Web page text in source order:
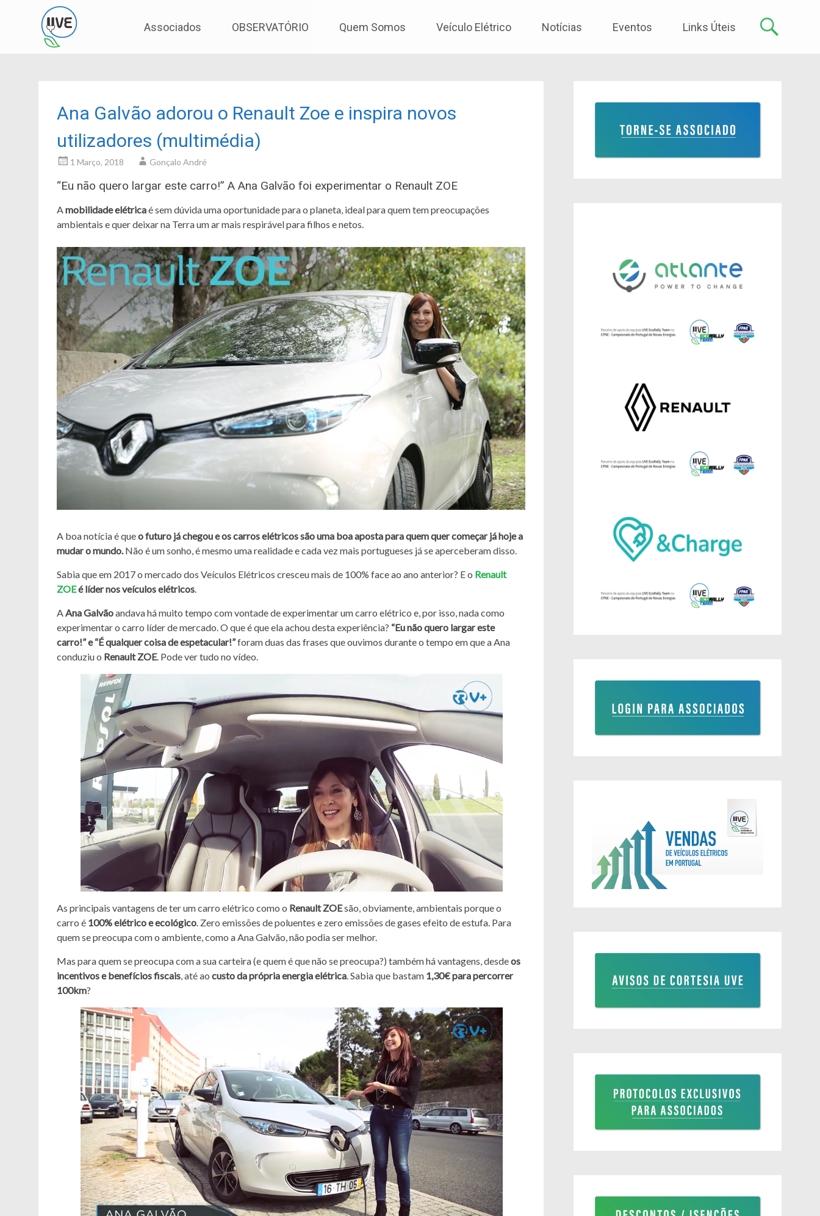
to
Associados OBSERVATÓRIO Quem Somos Veículo Elétrico Notícias Eventos Links Úteis
Ana Galvão adorou o Renault Zoe e inspira novos
utilizadores (multimédia)
1 Março, 2018 Gonçalo André
“Eu não quero largar este carro!” A Ana Galvão foi experimentar o Renault ZOE
Amobilidade elétricaé sem dúvida uma oportunidade para o planeta, ideal para quem tem preocupações
ambientais e quer deixar na Terra um ar mais respirável para filhos e netos.
A boa notícia é queo futuro já chegou e os carros elétricos são uma boa aposta para quem quer começar já hoje a
mudar o mundo. Não é um sonho, é mesmo uma realidade e cada vez mais portugueses já se aperceberam disso.
Sabia que em 2017 o mercado dos Veículos Elétricos cresceu mais de 100% face ao ano anterior? E o Renault
ZOEé líder nos veículos elétricos
A Ana Galvãoandava há muito tempo com vontade de experimentar um carro elétrico e, por isso, nada como
experimentar o carro líder de mercado. O que é que ela achou desta experiência? “Eu não quero largar este
carro!” e “É qualquer coisa de espetacular!”foram duas das frases que ouvimos durante o tempo em que a Ana
conduziu o Renault ZOE. Pode ver tudo no vídeo.
As principais vantagens de ter um carro elétrico como o Renault ZOEsão, obviamente, ambientais porque o
carro é 100% elétrico e ecológico . Zero emissões de poluentes e zero emissões de gases efeito de estufa. Para
quem se preocupa com o ambiente, como a Ana Galvão, não podia ser melhor.
Mas para quem se preocupa com a sua carteira (e quem é que não se preocupa?) também há vantagens, desdeos
incentivos e benefícios fiscais , até ao custo da própria energia elétrica . Sabia que bastam 1,30€ para percorrer
100km?